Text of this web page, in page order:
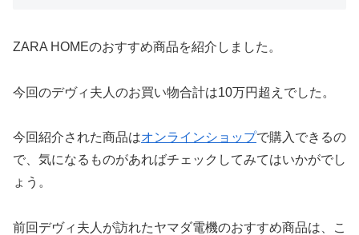
ZARA HOMEのおすすめ商品を紹介しました。
今回のデヴィ夫人のお買い物合計は10万円超えでした。
今回紹介された商品はオンラインショップで購入できるの
で、気になるものがあればチェックしてみてはいかがでし
ょう。
前回デヴィ夫人が訪れたヤマダ電機のおすすめ商品は、こ